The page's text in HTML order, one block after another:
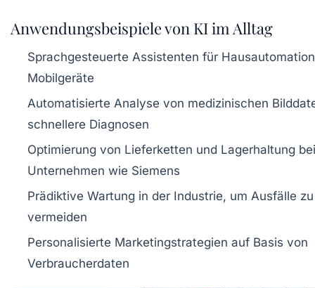
Anwendungsbeispiele von KI im Alltag
Sprachgesteuerte Assistenten für
Mobilgeräte
Automatisierte Analyse von medizinischen
schnellere Diagnosen
Optimierung von Lieferketten und Lagerhaltung bei
Unternehmen wie Siemens
Prädiktive Wartung in der Industrie, um Ausfälle zu
vermeiden
Personalisierte Marketingstrategien auf Basis von
Verbraucherdaten